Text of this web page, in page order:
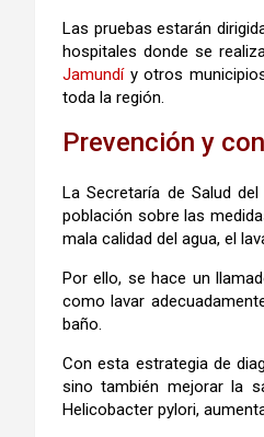
Las pruebas estarán
hospitales donde se
Jamundíy otros
toda la región.
Prevención y
La Secretaría de Salud
población sobre las
mala calidad del agua, el
Por ello, se hace un
como lavar
baño.
Con esta estrategia de
sino también mejorar la
Helicobacter pylori,